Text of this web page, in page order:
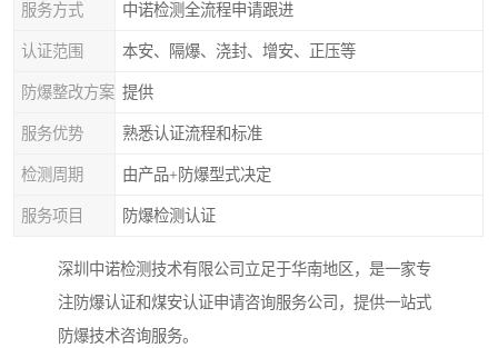
服务方式 中诺检测全流程申请跟进
认证范围 本安、隔爆、浇封、增安、正压等
防爆整改方案 提供
服务优势 熟悉认证流程和标准
检测周期 由产品+防爆型式决定
服务项目 防爆检测认证
深圳中诺检测技术有限公司立足于华南地区，是一家专
注防爆认证和煤安认证申请咨询服务公司，提供一站式
防爆技术咨询服务。